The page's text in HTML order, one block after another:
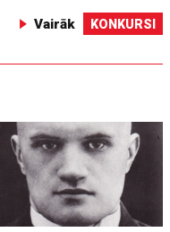
Vairāk KONKURSI